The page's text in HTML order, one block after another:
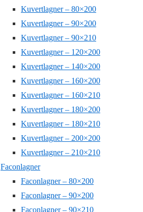
Kuvertlagner – 80×200
Kuvertlagner – 90×200
Kuvertlagner – 90×210
Kuvertlagner – 120×200
Kuvertlagner – 140×200
Kuvertlagner – 160×200
Kuvertlagner – 160×210
Kuvertlagner – 180×200
Kuvertlagner – 180×210
Kuvertlagner – 200×200
Kuvertlagner – 210×210
Faconlagner
Faconlagner – 80×200
Faconlagner – 90×200
Faconlagner – 90×210